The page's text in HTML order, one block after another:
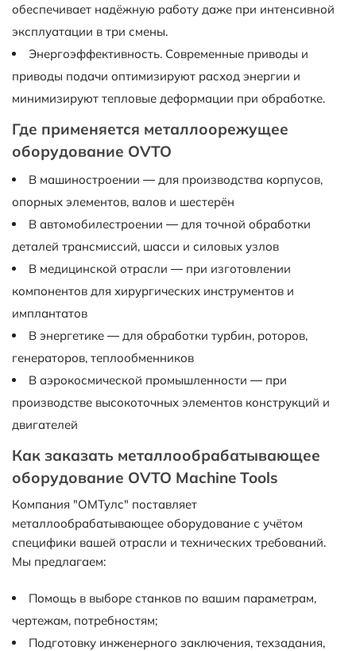
обеспечивает надёжную работу даже при интенсивной
эксплуатации в три смены.
Энергоэффективность. Современные приводы и
приводы подачи оптимизируют расход энергии и
минимизируют тепловые деформации при обработке.
Где применяется металлоорежущее
оборудование OVTO
В машиностроении — для производства корпусов,
опорных элементов, валов и шестерён
В автомобилестроении — для точной обработки
деталей трансмиссий, шасси и силовых узлов
В медицинской отрасли — при изготовлении
компонентов для хирургических инструментов и
имплантатов
В энергетике — для обработки турбин, роторов,
генераторов, теплообменников
В аэрокосмической промышленности — при
производстве высокоточных элементов конструкций и
двигателей
Как заказать металлообрабатывающее
оборудование OVTO Machine Tools
Компания "ОМТулс" поставляет
металлообрабатывающее оборудование с учётом
специфики вашей отрасли и технических требований.
Мы предлагаем:
Помощь в выборе станков по вашим параметрам,
чертежам, потребностям;
Подготовку инженерного заключения, техзадания,